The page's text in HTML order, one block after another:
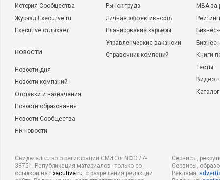
История Сообщества
Журнал Executive.ru
Executive отдыхает
НОВОСТИ
Новости дня
Новости компаний
Отставки и назначения
Новости образования
Новости Сообщества
HR-новости
Рынок труда
Личная эффективность
Планирование карьеры
Управленческие вакансии
Справочник компаний
MBA
Бизнес-
Книги
Тесты
Видео
Свидетельство о регистрации СМИ Эл NФС 77-
38751. Републикация материалов - только со
ссылкой на Executive.ru, с разрешения редакции
Сервисы,
Сервисы,
Реклама: